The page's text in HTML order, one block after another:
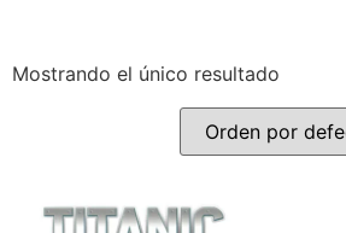
Mostrando el único resultado